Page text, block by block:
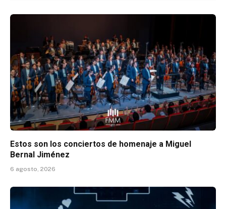
Estos son los conciertos de homenaje a Miguel
Bernal Jiménez
6 agosto, 2026